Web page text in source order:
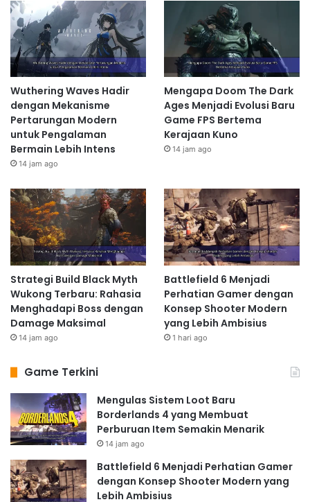
Wuthering Waves Hadir
dengan Mekanisme
Pertarungan Modern
untuk Pengalaman
Bermain Lebih Intens
14 jam ago
Mengapa Doom The Dark
Ages Menjadi Evolusi Baru
Game FPS Bertema
Kerajaan Kuno
14 jam ago
Strategi Build Black Myth
Wukong Terbaru: Rahasia
Menghadapi Boss dengan
Damage Maksimal
14 jam ago
Battlefield 6 Menjadi
Perhatian Gamer dengan
Konsep Shooter Modern
yang Lebih Ambisius
1 hari ago
Game Terkini
Mengulas Sistem Loot Baru
Borderlands 4 yang Membuat
Perburuan Item Semakin Menarik
14 jam ago
Battlefield 6 Menjadi Perhatian Gamer
dengan Konsep Shooter Modern yang
Lebih Ambisius